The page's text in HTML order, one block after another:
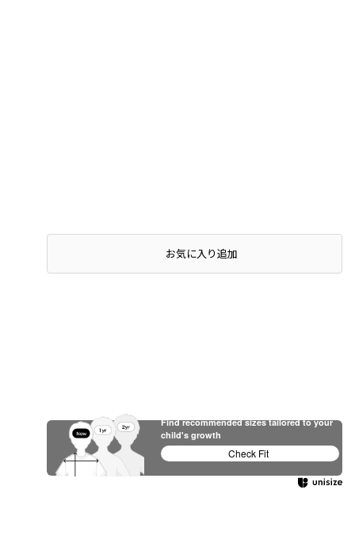
お気に入り追加
Find recommended sizes tailored to your
child's growth
Check Fit